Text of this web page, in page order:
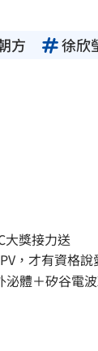
方 徐欣
獎接力送
，才有資格說
體＋矽谷電